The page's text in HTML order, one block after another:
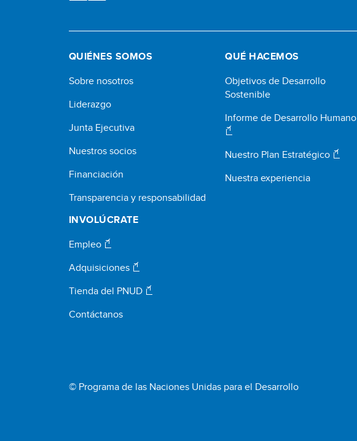
QUIÉNES SOMOS
Sobre nosotros
Liderazgo
Junta Ejecutiva
Nuestros socios
Financiación
Transparencia y responsabilidad
QUÉ HACEMOS
Objetivos de Desarrollo
Sostenible
Informe de Desarrollo Humano
Nuestro Plan Estratégico
Nuestra experiencia
INVOLÚCRATE
Empleo
Adquisiciones
Tienda del PNUD
Contáctanos
© Programa de las Naciones Unidas para el Desarrollo